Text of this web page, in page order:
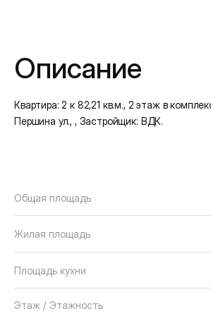
Описание
Квартира: 2 к 82,21 кв.м., 2 этаж в
Першина ул., , Застройщик: ВДК.
Общая площадь
Жилая площадь
Площадь кухни
Этаж / Этажность